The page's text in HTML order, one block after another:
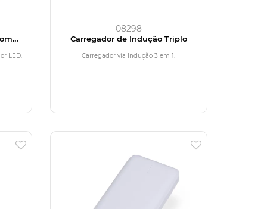
LED.
08298
Carregador de Indução Triplo
Carregador via Indução 3 em 1.